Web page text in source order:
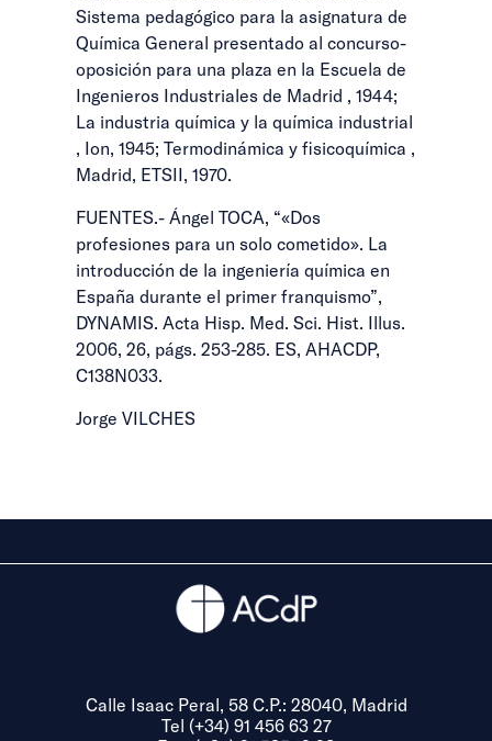
Sistema pedagógico para la asignatura de
Química General presentado al concurso-
oposición para una plaza en la Escuela de
Ingenieros Industriales de Madrid , 1944;
La industria química y la química industrial
, Ion, 1945; Termodinámica y fisicoquímica ,
Madrid, ETSII, 1970.
FUENTES.- Ángel TOCA, “«Dos
profesiones para un solo cometido». La
introducción de la ingeniería química en
España durante el primer franquismo”,
DYNAMIS. Acta Hisp. Med. Sci. Hist. Illus.
2006, 26, págs. 253-285. ES, AHACDP,
C138N033.
Jorge VILCHES
Calle Isaac Peral, 58 C.P.: 28040, Madrid
Tel (+34) 91 456 63 27